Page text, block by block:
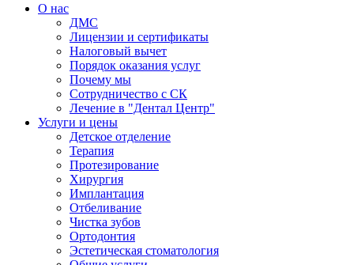
О нас
ДМС
Лицензии и сертификаты
Налоговый вычет
Порядок оказания услуг
Почему мы
Сотрудничество с СК
Лечение в "Дентал Центр"
Услуги и цены
Детское отделение
Терапия
Протезирование
Хирургия
Имплантация
Отбеливание
Чистка зубов
Ортодонтия
Эстетическая стоматология